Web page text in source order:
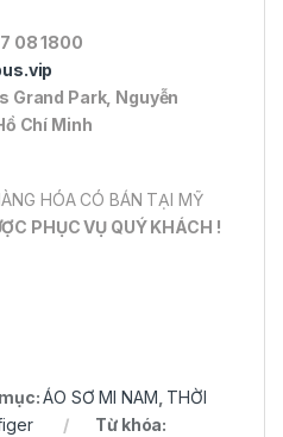
08 1800
Grand Park, Nguyễn
Chí Minh
HÓA CÓ BÁN TẠI MỸ
PHỤC VỤ QUÝ KHÁCH !
ÁO SƠ MI NAM THỜI
Từ khóa: